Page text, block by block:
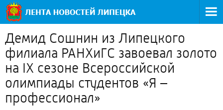
Демид Сошнин из Липецкого
филиала РАНХиГС завоевал золото
на IX сезоне Всероссийской
олимпиады студентов «Я –
профессионал»